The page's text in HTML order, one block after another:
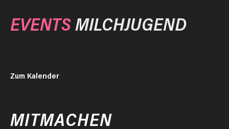
EVENTSMILCHJUGEND
Zum Kalender
MITMACHEN